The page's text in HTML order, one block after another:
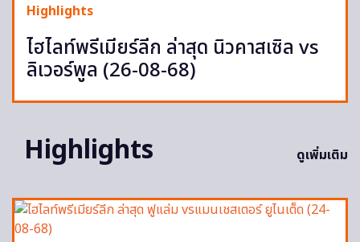
Highlights
ไฮไลท์พรีเมียร์ลีก ล่าสุด นิวคาสเซิล vs
ลิเวอร์พูล (26-08-68)
Highlights ดูเพิ่มเติม